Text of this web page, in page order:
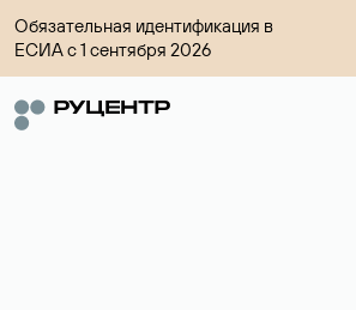
Обязательная идентификация в
ЕСИА с 1 сентября 2026